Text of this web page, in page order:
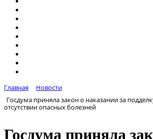
Главная
Новости
Госдума приняла закон о наказании за
отсутствии опасных болезней
Госдума приняла